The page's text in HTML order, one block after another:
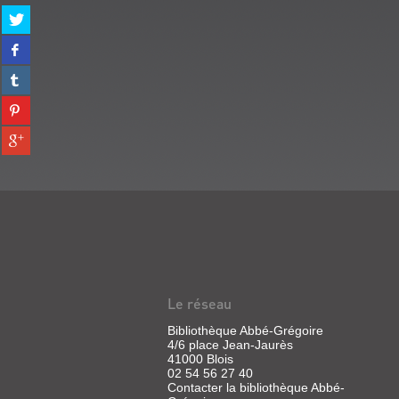
Partager
sur
twitter
(Nouvelle
fenêtre)
Partager
sur
facebook
(Nouvelle
fenêtre)
Partager
sur
tumblr
(Nouvelle
fenêtre)
Partager
sur
pinterest
(Nouvelle
Partager
sur
Le réseau
Bibliothèque Abbé-Grégoire
4/6 place Jean-Jaurès
41000 Blois
02 54 56 27 40
Contacter la bibliothèque Abbé-